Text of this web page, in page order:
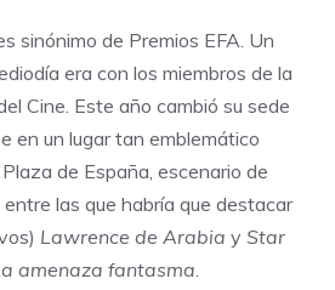
sinónimo de Premios EFA. Un
era con los miembros de la
Cine. Este año cambió su sede
en un lugar tan emblemático
de España, escenario de
las que habría que destacar
Lawrence de Arabia y Star
amenaza fantasma.